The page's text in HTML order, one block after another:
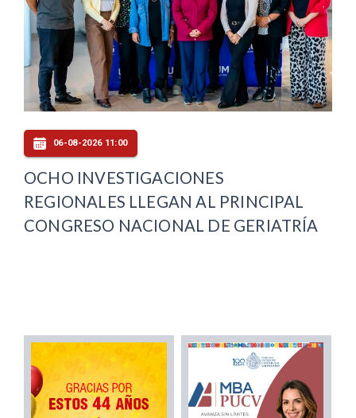
06-08-2026 11:00
OCHO INVESTIGACIONES
REGIONALES LLEGAN AL PRINCIPAL
CONGRESO NACIONAL DE GERIATRÍA